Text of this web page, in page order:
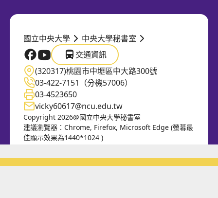
(320317)桃園市中壢區中大路300號
03-422-7151（分機57006）
03-4523650
vicky60617@ncu.edu.tw
國立中央大學
中央大學秘書室
國立中央大學官方FB
國立中央大學官方Youtube
交通資訊
交通資訊
Copyright 2026@國立中央大學秘書室
建議瀏覽器：Chrome, Firefox, Microsoft Edge (螢幕最
佳顯示效果為1440*1024 )